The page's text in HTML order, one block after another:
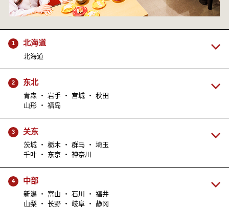
1 北海道
北海道
2 东北
青森 ・ 岩手 ・ 宫城 ・ 秋田
山形 ・ 福岛
3 关东
茨城 ・ 栃木 ・ 群马 ・ 埼玉
千叶 ・ 东京 ・ 神奈川
4 中部
新潟 ・ 富山 ・ 石川 ・ 福井
山梨 ・ 长野 ・ 岐阜 ・ 静冈